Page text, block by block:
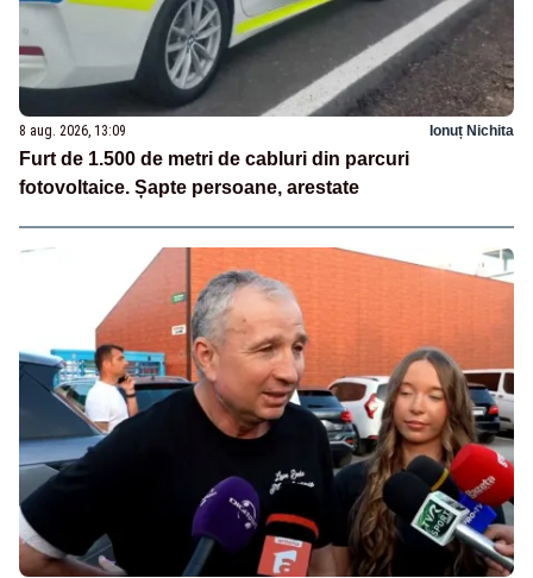
8 aug. 2026, 13:09 Ionuț Nichita
Furt de 1.500 de metri de cabluri din parcuri
fotovoltaice. Șapte persoane, arestate